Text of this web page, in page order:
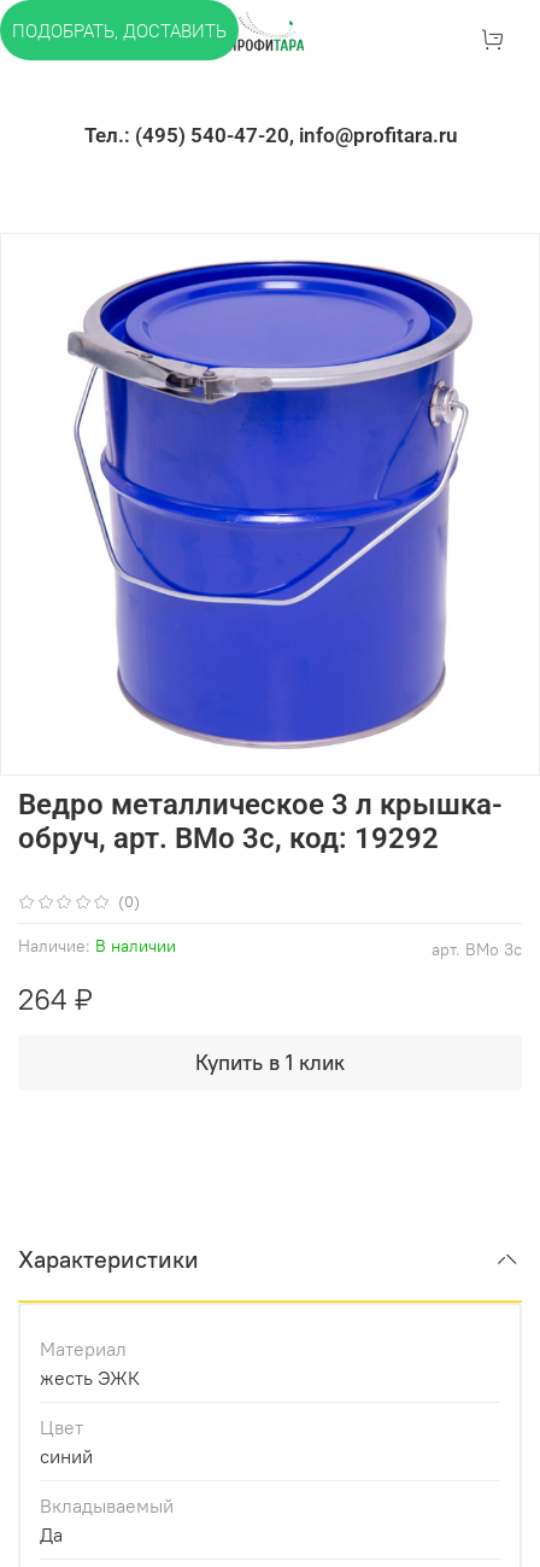
Тел.: (495) 540-47-20, info@profitara.ru
(0)
арт. ВМо 3с
Наличие: В наличии
Ведро металлическое 3 л крышка-
обруч, арт. ВМо 3с, код: 19292
264 ₽
Купить в 1 клик
Характеристики
Материал
жесть ЭЖК
Цвет
синий
Вкладываемый
Да
ПОДОБРАТЬ, ДОСТАВИТЬ